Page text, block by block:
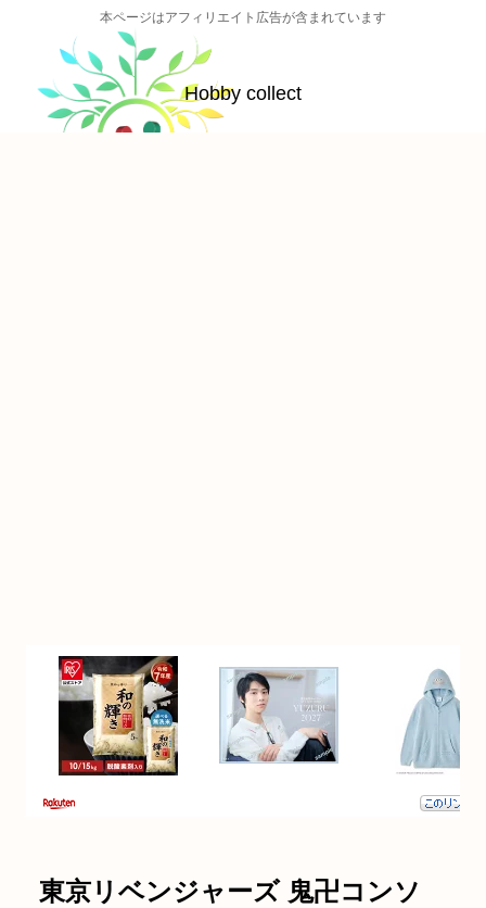
本ページはアフィリエイト広告が含まれています
Hobby collect
東京リベンジャーズ 鬼卍コンソ